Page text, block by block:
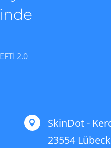
2.0

SkinDot -
23554 Lübeck